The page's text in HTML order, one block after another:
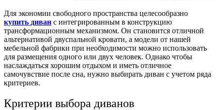
Для экономии свободного пространства целесообразно
купить диван с интегрированным в конструкцию
трансформационным механизмом. Он становится отличной
альтернативой двуспальной кровати, а модели от нашей
мебельной фабрики при необходимости можно использовать
для размещения одного или двух человек. Однако чтобы
наслаждаться хорошим отдыхом и иметь отличное
самочувствие после сна, нужно выбирать диван с учетом ряда
критериев.
Критерии выбора диванов